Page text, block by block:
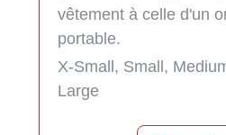
vêtement à celle d'un
portable.
X-Small, Small,
Large